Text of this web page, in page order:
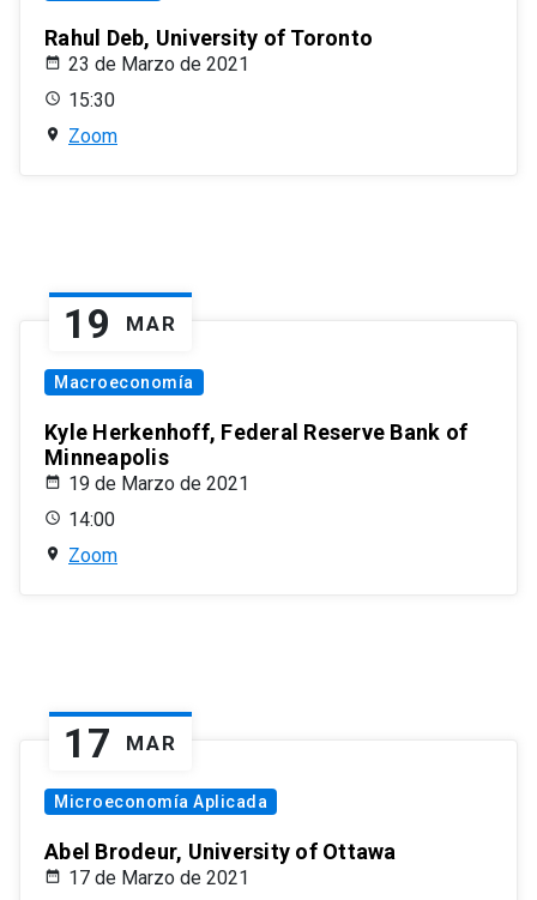
Rahul Deb, University of Toronto
23 de Marzo de 2021
15:30
Zoom
19 MAR
Macroeconomía
Kyle Herkenhoff, Federal Reserve Bank of
Minneapolis
19 de Marzo de 2021
14:00
Zoom
17 MAR
Microeconomía Aplicada
Abel Brodeur, University of Ottawa
17 de Marzo de 2021